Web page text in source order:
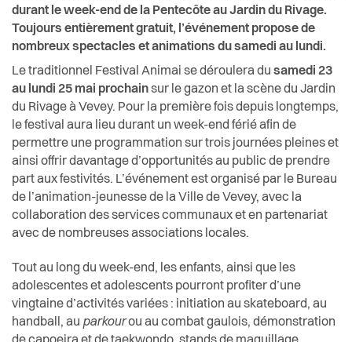
durant le week-end de la Pentecôte au Jardin du Rivage.
Toujours entièrement gratuit, l’événement propose de
nombreux spectacles et animations du samedi au lundi.
Le traditionnel Festival Animai se déroulera du samedi 23
au lundi 25 mai prochainsur le gazon et la scène du Jardin
du Rivage à Vevey. Pour la première fois depuis longtemps,
le festival aura lieu durant un week-end férié afin de
permettre une programmation sur trois journées pleines et
ainsi offrir davantage d’opportunités au public de prendre
part aux festivités. L’événement est organisé par le Bureau
de l’animation-jeunesse de la Ville de Vevey, avec la
collaboration des services communaux et en partenariat
avec de nombreuses associations locales.
Tout au long du week-end, les enfants, ainsi que les
adolescentes et adolescents pourront profiter d’une
vingtaine d’activités variées : initiation au skateboard, au
handball, au parkourou au combat gaulois, démonstration